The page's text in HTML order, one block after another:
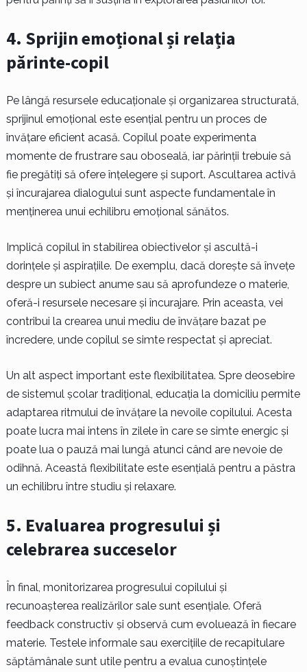
4. Sprijin emoțional și relația
părinte-copil
Pe lângă resursele educaționale și organizarea structurată,
sprijinul emoțional este esențial pentru un proces de
învățare eficient acasă. Copilul poate experimenta
momente de frustrare sau oboseală, iar părinții trebuie să
fie pregătiți să ofere înțelegere și suport. Ascultarea activă
și încurajarea dialogului sunt aspecte fundamentale în
menținerea unui echilibru emoțional sănătos.
Implică copilul în stabilirea obiectivelor și ascultă-i
dorințele și aspirațiile. De exemplu, dacă dorește să învețe
despre un subiect anume sau să aprofundeze o materie,
oferă-i resursele necesare și încurajare. Prin aceasta, vei
contribui la crearea unui mediu de învățare bazat pe
încredere, unde copilul se simte respectat și apreciat.
Un alt aspect important este flexibilitatea. Spre deosebire
de sistemul școlar tradițional, educația la domiciliu permite
adaptarea ritmului de învățare la nevoile copilului. Acesta
poate lucra mai intens în zilele în care se simte energic și
poate lua o pauză mai lungă atunci când are nevoie de
odihnă. Această flexibilitate este esențială pentru a păstra
un echilibru între studiu și relaxare.
5. Evaluarea progresului și
celebrarea succeselor
În final, monitorizarea progresului copilului și
recunoașterea realizărilor sale sunt esențiale. Oferă
feedback constructiv și observă cum evoluează în fiecare
materie. Testele informale sau exercițiile de recapitulare
săptămânale sunt utile pentru a evalua cunoștințele